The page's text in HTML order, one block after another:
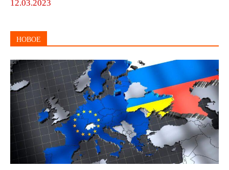
12.03.2023
НОВОЕ